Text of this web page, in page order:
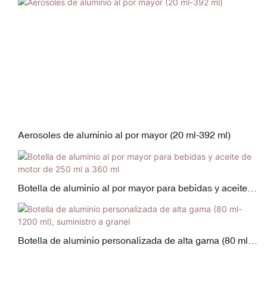
Aerosoles de aluminio al por mayor (20 ml-392 ml)
Botella de aluminio al por mayor para bebidas y aceite
de motor de 250 ml a 360 ml
Botella de aluminio personalizada de alta gama (80 ml-